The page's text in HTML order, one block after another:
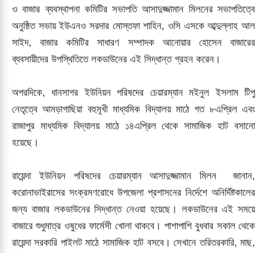
ও বাজার ব্যবস্থাপনা কমিটির সভাপতি আসাদুজ্জামান মিলনের সভাপতিত্বে
অনুষ্ঠিত সভায় ইউএনও সরদার মোস্তফা শাহিন, ওসি এসকে আব্দুল্লাহ আল
সাইদ, বাজার কমিটির সাধারণ সম্পাদক আনোয়ার হোসেন বাজারের
ব্যবসায়ীদের উপস্থিতিতে লকডাউনের এই সিদ্ধান্ত গ্রহন করেন।
অপরদিকে, ধানসাগর ইউনিয়ন পরিষদের চেয়ারম্যান মইনুল ইসলাম টিপু
নেতৃত্বে আমড়াগাছিয়া বহুমূখী মাধ্যমিক বিদ্যালয় মাঠে গত ৮এপ্রিল এবং
রাজাপুর মাধ্যমিক বিদ্যালয় মাঠে ১৪এপ্রিল থেকে সামাজিক হাট বসানো
হয়েছে।
রায়েন্দা ইউনিয়ন পরিষদের চেয়ারম্যান আসাদুজ্জামান মিলন জানান,
করোনাভাইরাসের সংক্রমণরোধে উপজেলা প্রশাসনের নির্দেশে অনির্দিষ্টকালের
জন্য বাজার লকডাউনের সিদ্ধান্ত নেওয়া হয়েছে। লকডাউনের এই সময়ে
বাজারে শুধুমাত্র ওষুধের ফার্মেসী খোলা থাকবে। পাশাপাশি বুধবার সকাল থেকে
রায়েন্দা সরকারি পাইলট মাঠে সামাজিক হাট বসবে। সেখানে তরিতরকারি, মাছ,